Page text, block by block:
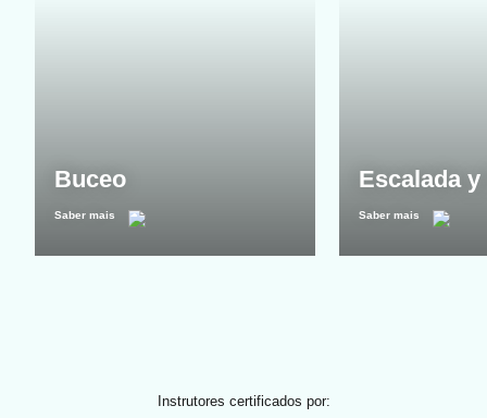
Buceo
Saber mais
Escalada
Saber mais
Instrutores certificados por: